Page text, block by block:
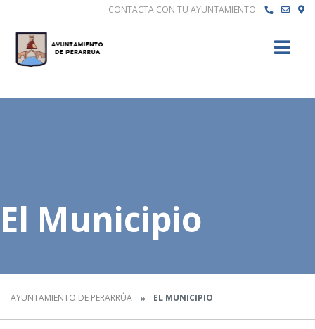
CONTACTA CON TU AYUNTAMIENTO
El Municipio
AYUNTAMIENTO DE PERARRÚA EL MUNICIPIO